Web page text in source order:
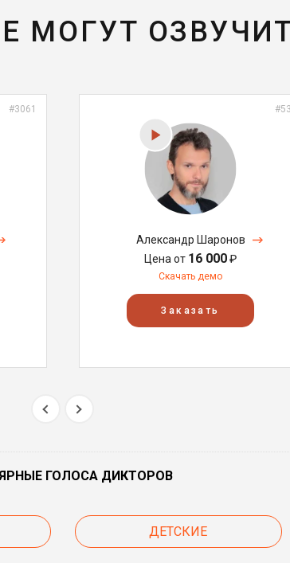
МОГУТ
#3061 #53
Александр Шаронов
Цена от 16 000₽
Скачать демо
Заказать
ГОЛОСА ДИКТОРОВ
ДЕТСКИЕ